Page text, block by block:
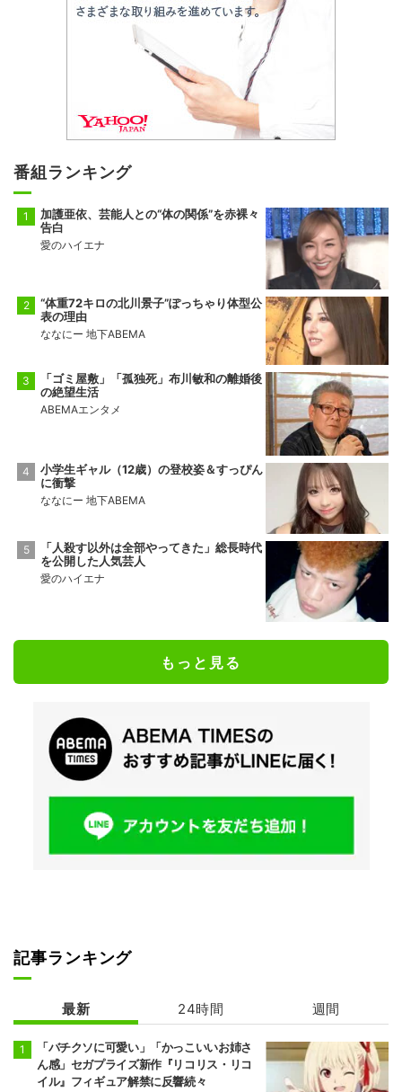
番組ランキング
加護亜依、芸能人との“体の関係”を赤裸々
告白
愛のハイエナ
“体重72キロの北川景子”ぽっちゃり体型公
表の理由
ななにー 地下ABEMA
「ゴミ屋敷」「孤独死」布川敏和の離婚後
の絶望生活
ABEMAエンタメ
小学生ギャル（12歳）の登校姿＆すっぴん
に衝撃
ななにー 地下ABEMA
「人殺す以外は全部やってきた」総長時代
を公開した人気芸人
愛のハイエナ
もっと見る
記事ランキング
最新 24時間 週間
「バチクソに可愛い」「かっこいいお姉さ
ん感」セガプライズ新作『リコリス・リコ
イル』フィギュア解禁に反響続々